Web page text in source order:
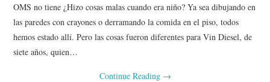
OMS no tiene ¿Hizo cosas malas cuando era niño? Ya sea dibujando en
las paredes con crayones o derramando la comida en el piso, todos
hemos estado allí. Pero las cosas fueron diferentes para Vin Diesel, de
siete años, quien…
Continue Reading →